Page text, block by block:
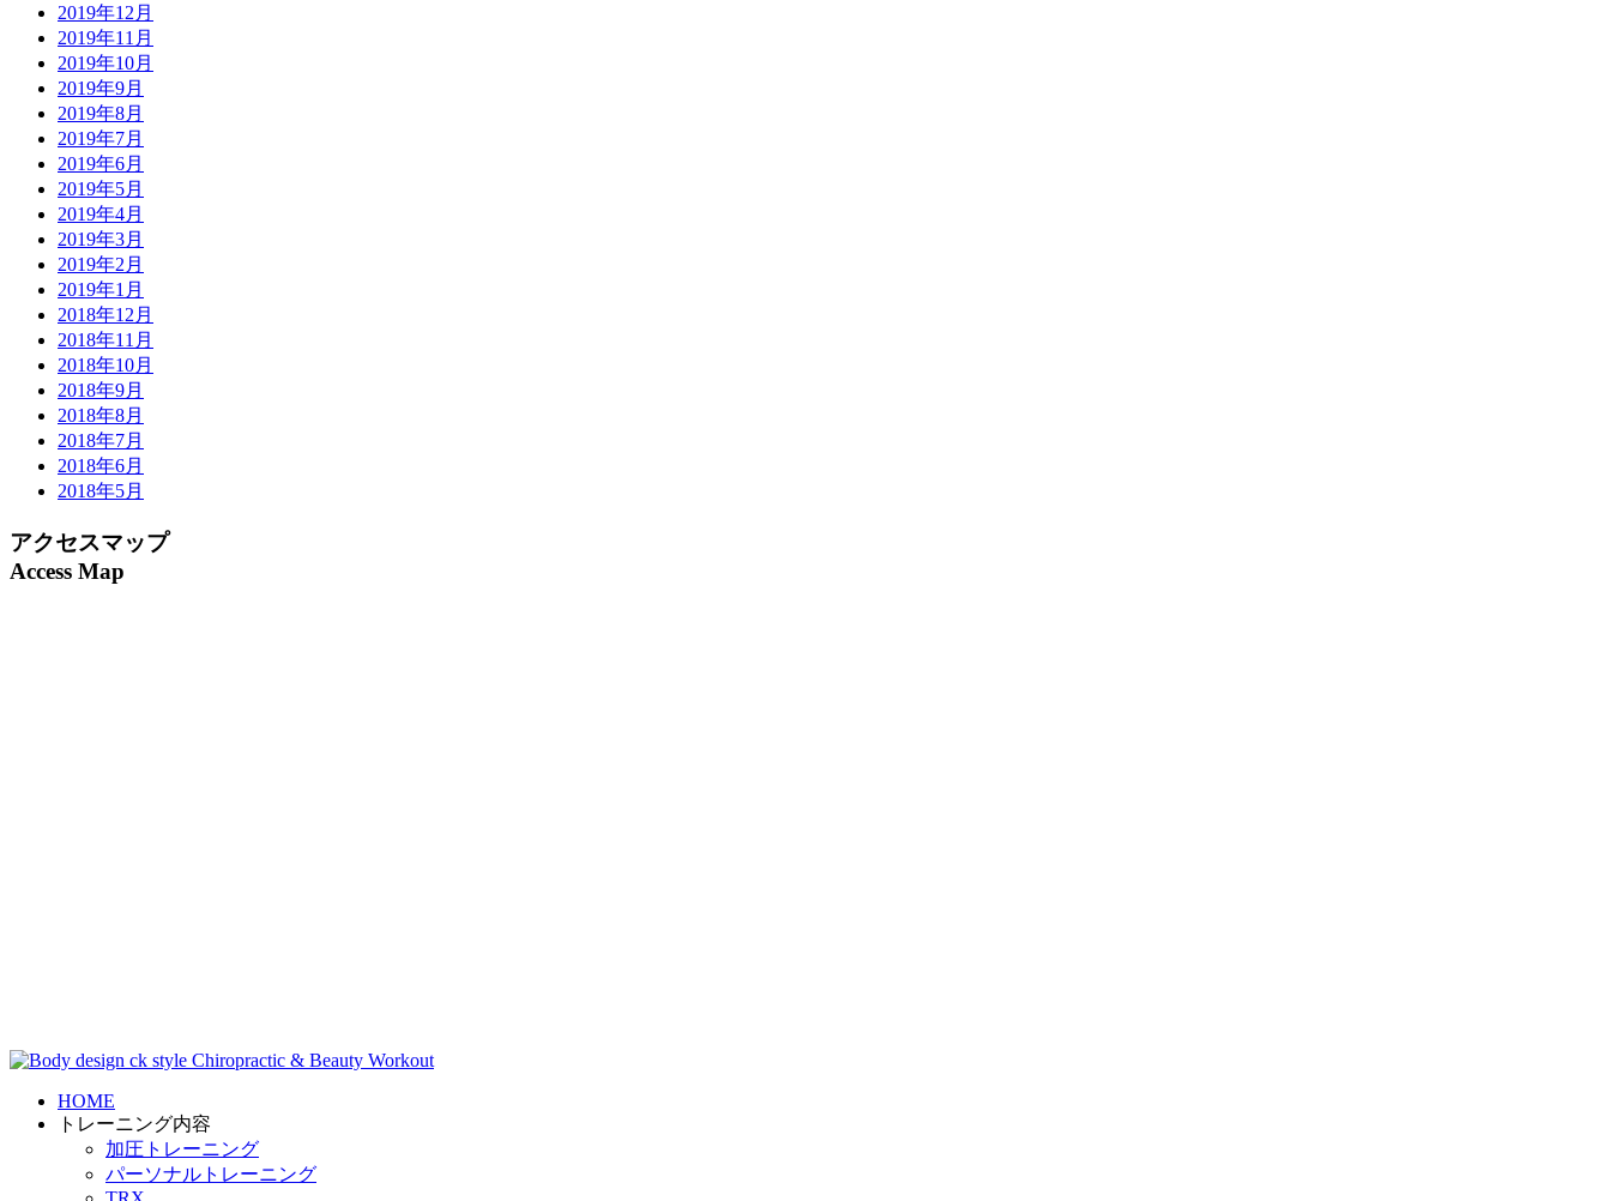
2019年12月
2019年11月
2019年10月
2019年9月
2019年8月
2019年7月
2019年6月
2019年5月
2019年4月
2019年3月
2019年2月
2019年1月
2018年12月
2018年11月
2018年10月
2018年9月
2018年8月
2018年7月
2018年6月
2018年5月
アクセスマップ
Access Map
HOME
トレーニング内容
加圧トレーニング
パーソナルトレーニング